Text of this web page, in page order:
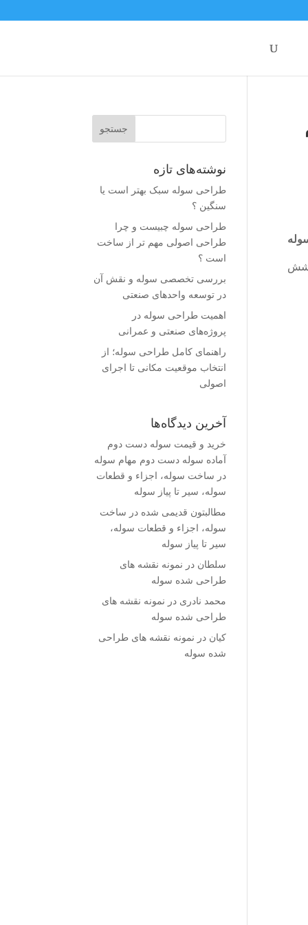
نوشته‌های تازه
طراحی سوله سبک بهتر است یا
سنگین ؟
طراحی سوله چبیست و چرا
طراحی اصولی مهم تر از ساخت
است ؟
بررسی تخصصی سوله و نقش آن
در توسعه واحدهای صنعتی
اهمیت طراحی سوله در
پروژه‌های صنعتی و عمرانی
راهنمای کامل طراحی سوله؛ از
انتخاب موقعیت مکانی تا اجرای
اصولی
آخرین دیدگاه‌ها
خرید و قیمت سوله دست دوم
آماده سوله دست دوم مهام سوله
در ساخت سوله، اجزاء و قطعات
سوله، سیر تا پیاز سوله
مطالبتون قدیمی شده در ساخت
سوله، اجزاء و قطعات سوله،
سیر تا پیاز سوله
سلطان در نمونه نقشه های
طراحی شده سوله
محمد نادری در نمونه نقشه های
طراحی شده سوله
کیان در نمونه نقشه های طراحی
شده سوله